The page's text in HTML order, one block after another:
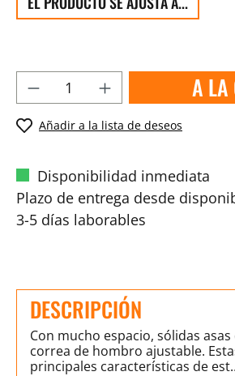
A LA
Añadir a la lista de deseos
Disponibilidad inmediata
Plazo de entrega desde
3-5 días laborables
DESCRIPCIÓN
Con mucho espacio, sólidas
correa de hombro ajustable.
principales características de